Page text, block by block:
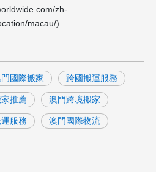
zh-
macau/)
國際搬家 跨國搬運服務
推薦 澳門跨境搬家
服務 澳門國際物流